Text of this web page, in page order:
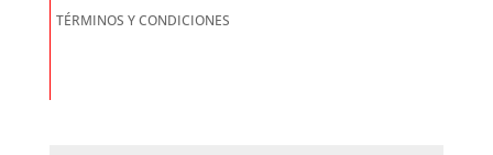
TÉRMINOS Y CONDICIONES